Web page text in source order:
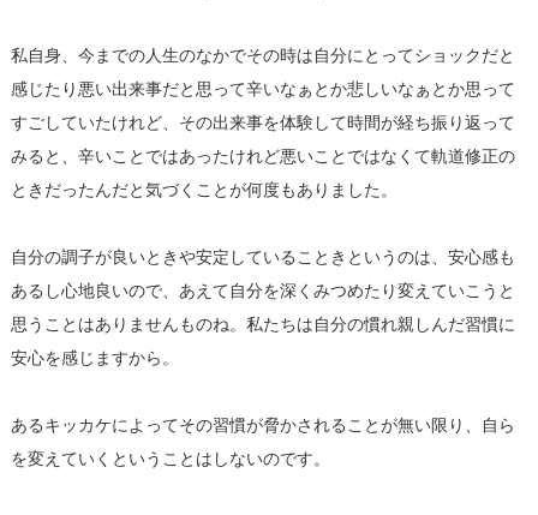
私自身、今までの人生のなかでその時は自分にとってショックだと
感じたり悪い出来事だと思って辛いなぁとか悲しいなぁとか思って
すごしていたけれど、その出来事を体験して時間が経ち振り返って
みると、辛いことではあったけれど悪いことではなくて軌道修正の
ときだったんだと気づくことが何度もありました。
自分の調子が良いときや安定していることきというのは、安心感も
あるし心地良いので、あえて自分を深くみつめたり変えていこうと
思うことはありませんものね。私たちは自分の慣れ親しんだ習慣に
安心を感じますから。
あるキッカケによってその習慣が脅かされることが無い限り、自ら
を変えていくということはしないのです。